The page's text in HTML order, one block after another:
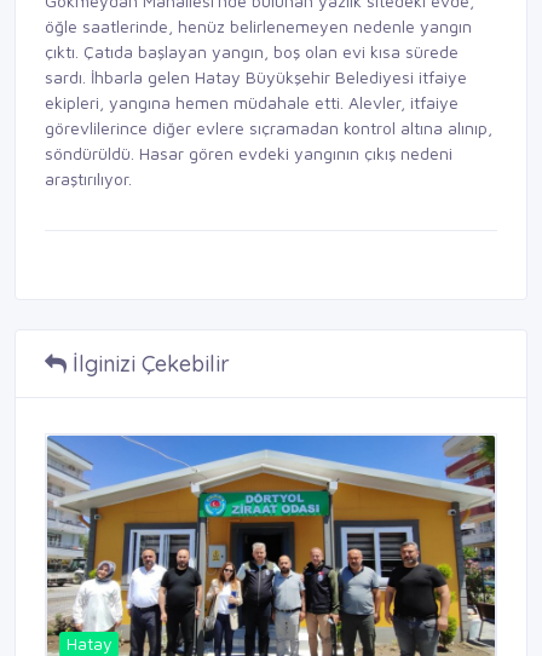
öğle saatlerinde, henüz belirlenemeyen nedenle yangın
çıktı. Çatıda başlayan yangın, boş olan evi kısa sürede
sardı. İhbarla gelen Hatay Büyükşehir Belediyesi itfaiye
ekipleri, yangına hemen müdahale etti. Alevler, itfaiye
görevlilerince diğer evlere sıçramadan kontrol altına alınıp,
söndürüldü. Hasar gören evdeki yangının çıkış nedeni
araştırılıyor.
İlginizi Çekebilir
Hatay